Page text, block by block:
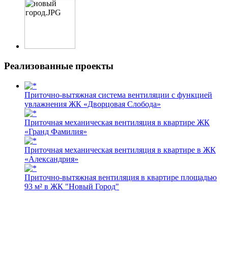
Реализованные проекты
Приточно-вытяжная система вентиляции с функцией
увлажнения ЖК «Дворцовая Слобода»
Приточная механическая вентиляция в квартире ЖК
«Гранд Фамилия»
Приточная механическая вентиляция в квартире в ЖК
«Александрия»
Приточно-вытяжная вентиляция в квартире площадью
93 м² в ЖК "Новый Город"